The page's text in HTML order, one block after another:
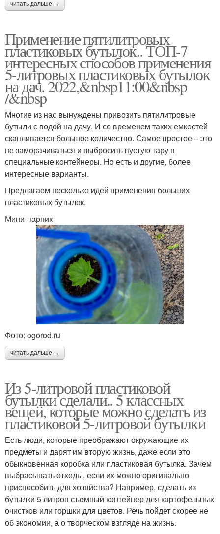
читать дальше →
Применение пятилитровых
пластиковых бутылок.. ТОП-7
интересных способов применения
5-литровых пластиковых бутылок
на дач. 2022,&nbsp11:00&nbsp
/&nbsp
Многие из нас вынуждены привозить пятилитровые
бутыли с водой на дачу. И со временем таких емкостей
скапливается большое количество. Самое простое – это
не заморачиваться и выбросить пустую тару в
специальные контейнеры. Но есть и другие, более
интересные варианты.
Предлагаем несколько идей применения больших
пластиковых бутылок.
Мини-парник
Фото: ogorod.ru
читать дальше →
Из 5-литровой пластиковой
бутылки сделали.. 5 классных
вещей, которые можно сделать из
пластиковой 5-литровой бутылки
Есть люди, которые преображают окружающие их
предметы и дарят им вторую жизнь, даже если это
обыкновенная коробка или пластиковая бутылка. Зачем
выбрасывать отходы, если их можно оригинально
приспособить для хозяйства? Например, сделать из
бутылки 5 литров съемный контейнер для картофельных
очистков или горшки для цветов. Речь пойдет скорее не
об экономии, а о творческом взгляде на жизнь.